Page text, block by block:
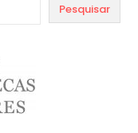
Pesquisar